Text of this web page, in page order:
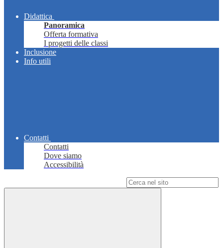
Didattica
Panoramica
Offerta formativa
I progetti delle classi
Inclusione
Info utili
Contatti
Contatti
Dove siamo
Accessibilità